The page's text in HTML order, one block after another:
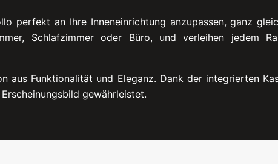
perfekt an Ihre Inneneinrichtung anzupassen, ganz
Schlafzimmer oder Büro, und verleihen jedem
aus Funktionalität und Eleganz. Dank der integrierten
gewährleistet.